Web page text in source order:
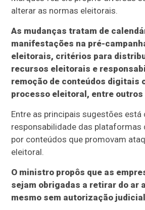
alterar as normas eleitorais.
As mudanças tratam de
manifestações na pré-
eleitorais, critérios para
recursos eleitorais e
remoção de conteúdos digitais
processo eleitoral, entre outros
Entre as principais sugestões está
responsabilidade das plataformas
por conteúdos que promovam
eleitoral.
O ministro propôs que as
sejam obrigadas a retirar do ar
mesmo sem autorização